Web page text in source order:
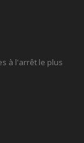
à l'arrêt le plus